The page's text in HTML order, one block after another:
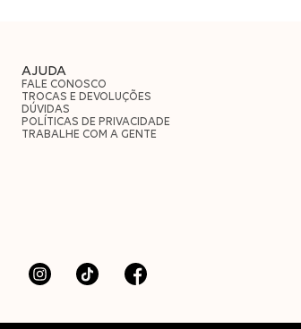
AJUDA
FALE CONOSCO
TROCAS E DEVOLUÇÕES
DÚVIDAS
POLÍTICAS DE PRIVACIDADE
TRABALHE COM A GENTE